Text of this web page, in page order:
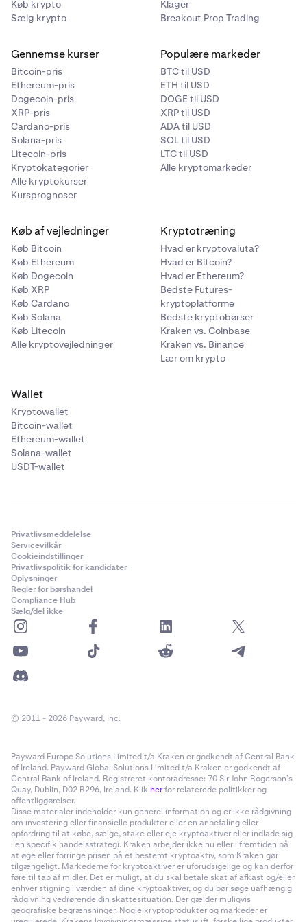
signaturverifikation
endnu ikke i mobilappsene
vil blive omdirigeret til
webversionenfor at fuldføre
Køb krypto
Sælg krypto
Klager
Breakout Prop Trading
Gennemse kurser
Bitcoin-pris
Ethereum-pris
Dogecoin-pris
XRP-pris
Cardano-pris
Solana-pris
Litecoin-pris
Kryptokategorier
Alle kryptokurser
Kursprognoser
Populære markeder
BTC til USD
ETH til USD
DOGE til USD
XRP til USD
ADA til USD
SOL til USD
LTC til USD
Alle kryptomarkeder
Køb af vejledninger
Køb Bitcoin
Køb Ethereum
Køb Dogecoin
Køb XRP
Køb Cardano
Køb Solana
Køb Litecoin
Alle kryptovejledninger
Kryptotræning
Hvad er kryptovaluta?
Hvad er Bitcoin?
Hvad er Ethereum?
Bedste Futures-
kryptoplatforme
Bedste kryptobørser
Kraken vs. Coinbase
Kraken vs. Binance
Lær om krypto
Wallet
Kryptowallet
Bitcoin-wallet
Ethereum-wallet
Solana-wallet
USDT-wallet
Privatlivsmeddelelse
Servicevilkår
Cookieindstillinger
Privatlivspolitik for kandidater
Oplysninger
Regler for børshandel
Compliance Hub
Sælg/del ikke
© 2011 - 2026 Payward, Inc.
Payward Europe Solutions Limited t/a Kraken er godkendt af Central Bank
of Ireland. Payward Global Solutions Limited t/a Kraken er godkendt af
Central Bank of Ireland. Registreret kontoradresse: 70 Sir John Rogerson’s
Quay, Dublin, D02 R296, Ireland. Klik herfor relaterede politikker og
offentliggørelser.
Disse materialer indeholder kun generel information og er ikke rådgivning
om investering eller finansielle produkter eller en anbefaling eller
opfordring til at købe, sælge, stake eller eje kryptoaktiver eller indlade sig
i en specifik handelsstrategi. Kraken arbejder ikke nu eller i fremtiden på
at øge eller forringe prisen på et bestemt kryptoaktiv, som Kraken gør
tilgængeligt. Markederne for kryptoaktiver er uforudsigelige og kan derfor
føre til tab af midler. Det er muligt, at du skal betale skat af afkast og/eller
enhver stigning i værdien af dine kryptoaktiver, og du bør søge uafhængig
rådgivning vedrørende din skattesituation. Der gælder muligvis
geografiske begrænsninger. Nogle kryptoprodukter og markeder er